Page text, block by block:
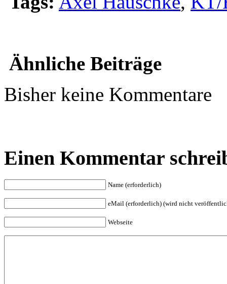
Ähnliche Beiträge
Bisher keine Kommentare
Einen Kommentar
Name (erforderlich)
eMail (erforderlich) (wird nicht
Webseite